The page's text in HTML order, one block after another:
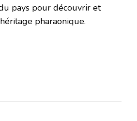
pays pour découvrir et
pharaonique.